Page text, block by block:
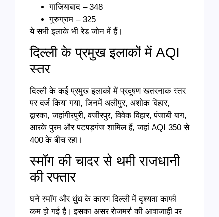
गाजियाबाद – 348
गुरुग्राम – 325
ये सभी इलाके भी रेड जोन में हैं।
दिल्ली के प्रमुख इलाकों में AQI
स्तर
दिल्ली के कई प्रमुख इलाकों में प्रदूषण खतरनाक स्तर
पर दर्ज किया गया, जिनमें अलीपुर, अशोक विहार,
द्वारका, जहांगीरपुरी, वजीरपुर, विवेक विहार, पंजाबी बाग,
आरके पुरम और पटपड़गंज शामिल हैं, जहां AQI 350 से
400 के बीच रहा।
स्मॉग की चादर से थमी राजधानी
की रफ्तार
घने स्मॉग और धुंध के कारण दिल्ली में दृश्यता काफी
कम हो गई है। इसका असर रोजमर्रा की आवाजाही पर